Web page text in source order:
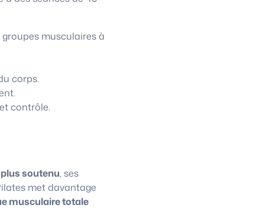
musculaires à
corps.
contrôle.
soutenu, ses
met davantage
musculaire totale